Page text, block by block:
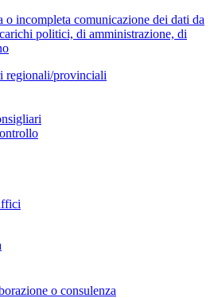
o incompleta comunicazione dei dati da
politici, di amministrazione, di
regionali/provinciali
o consulenza